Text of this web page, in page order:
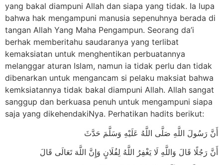
yang bakal diampuni Allah dan siapa yang tidak. Ia lupa
bahwa hak mengampuni manusia sepenuhnya berada di
tangan Allah Yang Maha Pengampun. Seorang da’i
berhak memberitahu saudaranya yang terlibat
kemaksiatan untuk menghentikan perbuatannya
melanggar aturan Islam, namun ia tidak perlu dan tidak
dibenarkan untuk mengancam si pelaku maksiat bahwa
kemksiatannya tidak bakal diampuni Allah. Allah sangat
sanggup dan berkuasa penuh untuk mengampuni siapa
saja yang dikehendakiNya. Perhatikan hadits berikut:
أَنَّ رَسُولَ اللَّهِ صَلَّى اللَّهُ عَلَيْهِ وَسَلَّمَ حَدَّثَ
أَنَّ رَجُلًا قَالَ وَاللَّهِ لَا يَغْفِرُ اللَّهُ لِفُلَانٍ وَإِنَّ اللَّهَ تَعَالَى قَالَ